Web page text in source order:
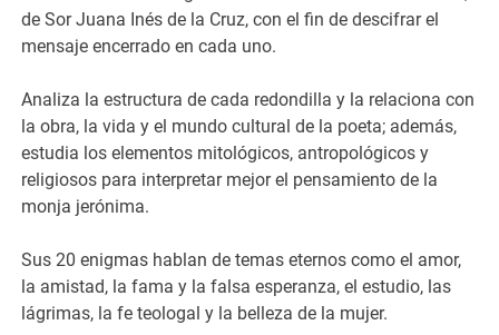
de Sor Juana Inés de la Cruz, con el fin de descifrar el
mensaje encerrado en cada uno.
Analiza la estructura de cada redondilla y la relaciona con
la obra, la vida y el mundo cultural de la poeta; además,
estudia los elementos mitológicos, antropológicos y
religiosos para interpretar mejor el pensamiento de la
monja jerónima.
Sus 20 enigmas hablan de temas eternos como el amor,
la amistad, la fama y la falsa esperanza, el estudio, las
lágrimas, la fe teologal y la belleza de la mujer.